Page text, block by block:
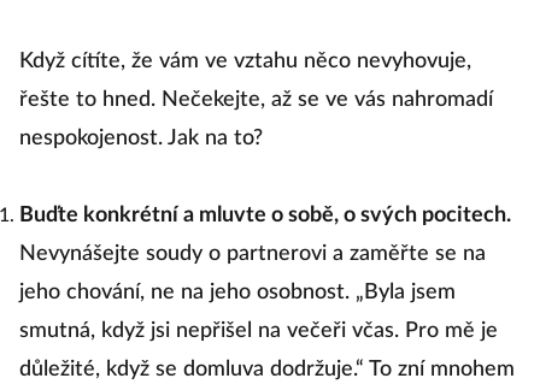
Když cítíte, že vám ve vztahu něco nevyhovuje,
řešte to hned. Nečekejte, až se ve vás nahromadí
Buďte konkrétní a mluvte o sobě, o svých pocitech.
Nevynášejte soudy o partnerovi a zaměřte se na
jeho chování, ne na jeho osobnost. „Byla jsem
smutná, když jsi nepřišel na večeři včas. Pro mě je